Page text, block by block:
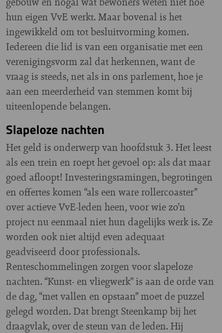
hun eigen VvE werkt. Maar bovenal is het
ingewikkeld om tot besluitvorming komen.
Iedereen die lid is van een organisatie met een
verenigingsvorm zal dat herkennen, want de
vraag is steeds, net als in ons parlement, hoe je
aan een meerderheid van stemmen komt bij
uiteenlopende belangen.
Slapeloze nachten
Het geld is onderwerp van hoofdstuk 3. Het leest
als een trein en roept het gevoel op: als dat maar
goed afloopt! Investeringsramingen, begrotingen
en offertes komen “als een ware rollercoaster”
over actieve VvE-leden heen, voor wie zo’n
project nu eenmaal niet hun dagelijks werk is. Ze
worden ook niet altijd even adequaat
geadviseerd door professionals.
Renteschommelingen zorgen voor slapeloze
nachten. “Kunst- en vliegwerk” is aan de orde van
de dag, “met vallen en opstaan” moet de puzzel
gelegd worden. Dat brengt Steenkamp bij het
draagvlak, over de steun van de leden. Hij